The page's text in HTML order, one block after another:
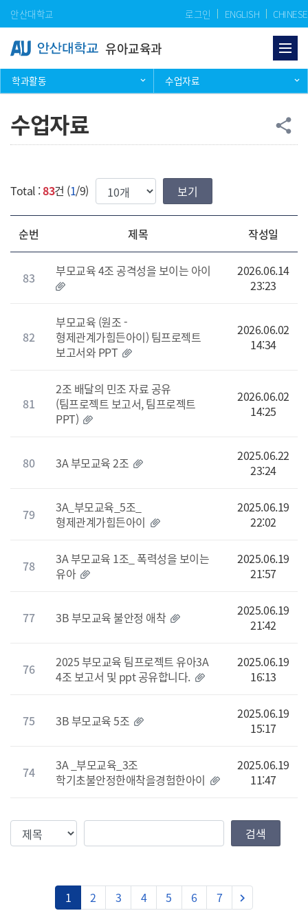
Skip Menu
안산대학교 로그인 ENGLISH CHINESE
유아교육과
학과활동 수업자료
수업자료 공
share
Total :83건 (1/9) 한번에 보여질 게시물 갯수
순번 제목 작성일
83 부모교육 4조 공격성을 보이는 아이
2026.06.14
23:23
82
부모교육 (원조 -
형제관계가힘든아이) 팀프로젝트
보고서와 PPT
2026.06.02
14:34
81
2조 배달의 민조 자료 공유
(팀프로젝트 보고서, 팀프로젝트
PPT)
2026.06.02
14:25
80 3A 부모교육 2조
2025.06.22
23:24
79
3A_부모교육_5조_
형제관계가힘든아이
2025.06.19
22:02
78
3A 부모교육 1조_ 폭력성을 보이는
유아
2025.06.19
21:57
77 3B 부모교육 불안정 애착
2025.06.19
21:42
76
2025 부모교육 팀프로젝트 유아3A
4조 보고서 및 ppt 공유합니다.
2025.06.19
16:13
75 3B 부모교육 5조
2025.06.19
15:17
74
3A _부모교육_3조
학기초불안정한애착을경험한아이
2025.06.19
11:47
검색조건 검색값 검색
1 2 3 4 5 6 7 keyboard_arrow_right